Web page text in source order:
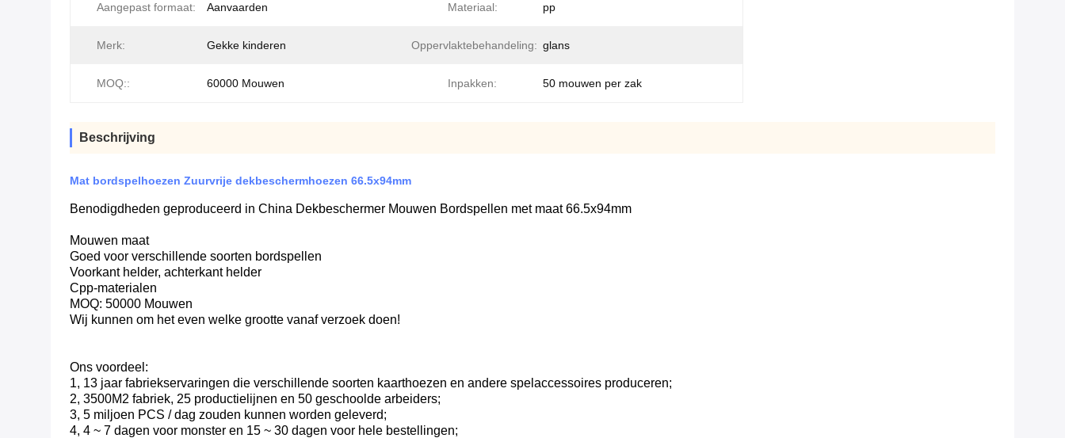
Aangepast formaat: Aanvaarden Materiaal: pp
Merk: Gekke kinderen Oppervlaktebehandeling: glans
MOQ:: 60000 Mouwen Inpakken: 50 mouwen per zak
Beschrijving
Mat bordspelhoezen Zuurvrije dekbeschermhoezen 66.5x94mm
Benodigdheden geproduceerd in China Dekbeschermer Mouwen Bordspellen met maat 66.5x94mm
Mouwen maat
Goed voor verschillende soorten bordspellen
Voorkant helder, achterkant helder
Cpp-materialen
MOQ: 50000 Mouwen
Wij kunnen om het even welke grootte vanaf verzoek doen!
Ons voordeel:
1, 13 jaar fabriekservaringen die verschillende soorten kaarthoezen en andere spelaccessoires produceren;
2, 3500M2 fabriek, 25 productielijnen en 50 geschoolde arbeiders;
3, 5 miljoen PCS / dag zouden kunnen worden geleverd;
4, 4 ~ 7 dagen voor monster en 15 ~ 30 dagen voor hele bestellingen;